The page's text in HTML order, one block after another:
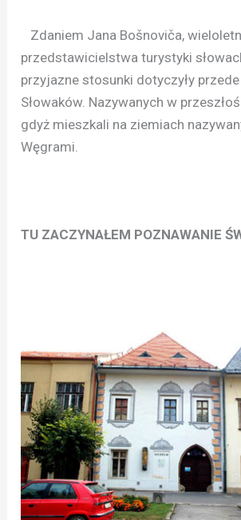
Zdaniem Jana Bošnoviča,
przedstawicielstwa turystyki
przyjazne stosunki dotyczyły
Słowaków. Nazywanych w
gdyż mieszkali na ziemiach
Węgrami.
TU ZACZYNAŁEM POZNAWANIE